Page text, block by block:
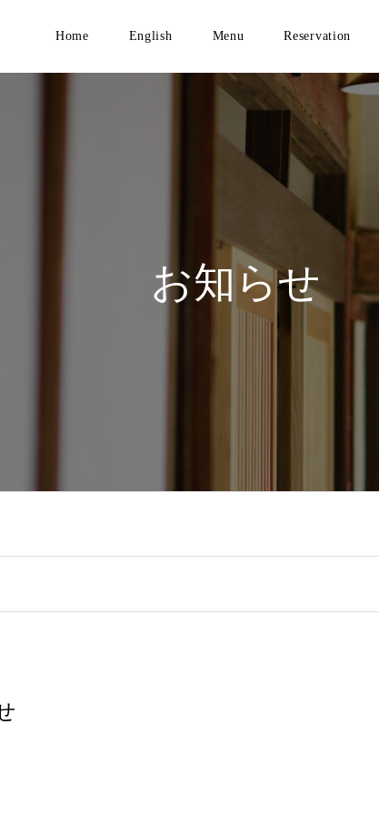
Home English Menu Reservation
お知らせ